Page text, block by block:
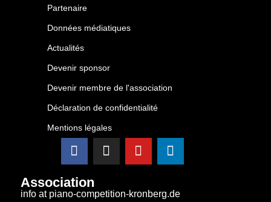
Partenaire
Données médiatiques
Actualités
Devenir sponsor
Devenir membre de l'association
Déclaration de confidentialité
Mentions légales
Association
info at piano-competition-kronberg.de